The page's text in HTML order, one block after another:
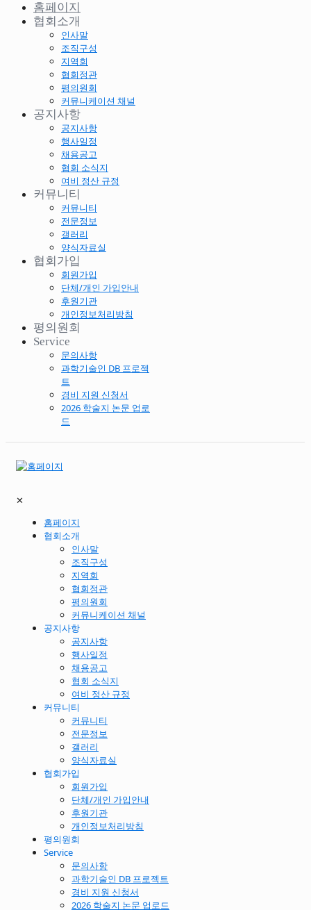
홈페이지
협회소개
인사말
조직구성
지역회
협회정관
평의원회
커뮤니케이션 채널
공지사항
공지사항
행사일정
채용공고
협회 소식지
여비 정산 규정
커뮤니티
커뮤니티
전문정보
갤러리
양식자료실
협회가입
회원가입
단체/개인 가입안내
후원기관
개인정보처리방침
평의원회
Service
문의사항
과학기술인 DB 프로젝
트
경비 지원 신청서
2026 학술지 논문 업로
드
✕
홈페이지
협회소개
인사말
조직구성
지역회
협회정관
평의원회
커뮤니케이션 채널
공지사항
공지사항
행사일정
채용공고
협회 소식지
여비 정산 규정
커뮤니티
커뮤니티
전문정보
갤러리
양식자료실
협회가입
회원가입
단체/개인 가입안내
후원기관
개인정보처리방침
평의원회
Service
문의사항
과학기술인 DB 프로젝트
경비 지원 신청서
2026 학술지 논문 업로드